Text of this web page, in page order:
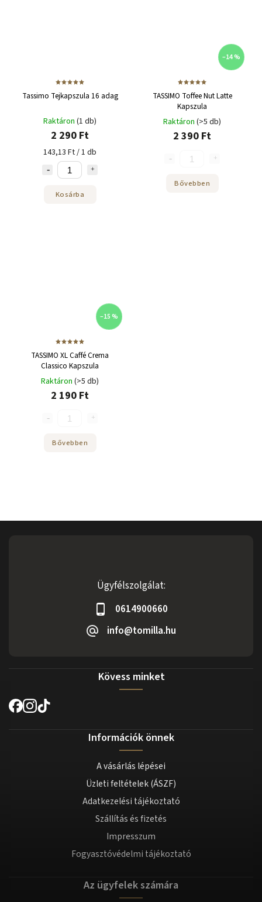
Tassimo Tejkapszula 16 adag
Raktáron (1 db)
2 290 Ft
143,13 Ft / 1 db
Kosárba
–14 %
TASSIMO Toffee Nut Latte
Kapszula
Raktáron (>5 db)
2 390 Ft
Bővebben
–15 %
TASSIMO XL Caffé Crema
Classico Kapszula
Raktáron (>5 db)
2 190 Ft
Bővebben
Ügyfélszolgálat:
0614900660
info@tomilla.hu
Kövess minket
Információk önnek
A vásárlás lépései
Üzleti feltételek (ÁSZF)
Adatkezelési tájékoztató
Szállítás és fizetés
Impresszum
Fogyasztóvédelmi tájékoztató
Az ügyfelek számára